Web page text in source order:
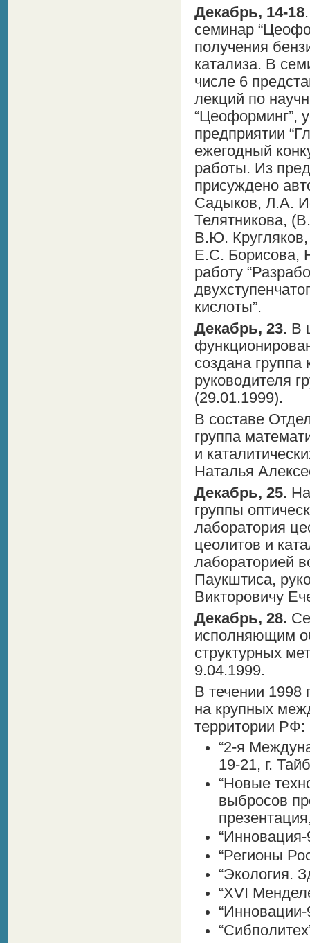
Декабрь, 14-18
семинар
получения
катализа. В
числе 6
лекций по
“Цеоформинг”,
предприятии
ежегодный
работы. Из
присуждено
Садыков, Л.А.
Телятникова,
В.Ю.
Е.С. Борисова,
работу
кислоты”.
Декабрь, 23. В
создана
руководителя
(29.01.1999).
В составе
группа
и
Наталья
Декабрь, 25.
группы
лаборатория
цеолитов и
лабораторией
Паукштиса,
Викторовичу
Декабрь, 28.
исполняющим
структурных
9.04.1999.
В течении 1998
на крупных
территории РФ:
“2-я
19-21, г.
“Новые
выбросов
“Инновация-
“Регионы
“Экология.
“XVI
“Инновации-